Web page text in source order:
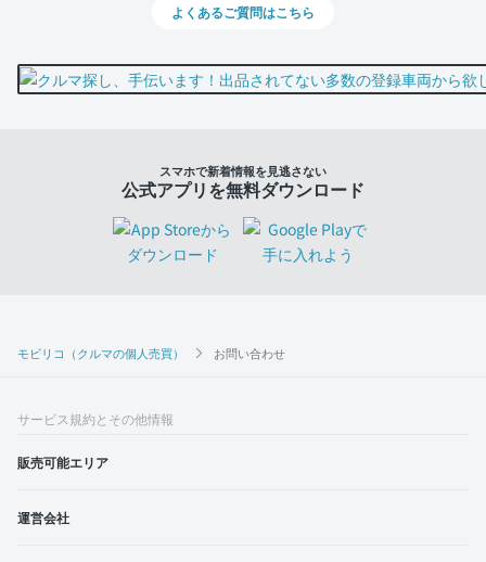
モビリコ（クルマの個人売買） お問い合わせ
よくあるご質問はこちら
スマホで新着情報を見逃さない
公式アプリを無料ダウンロード
サービス規約とその他情報
販売可能エリア
運営会社